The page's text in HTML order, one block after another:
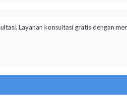
Layanan konsultasi gratis dengan